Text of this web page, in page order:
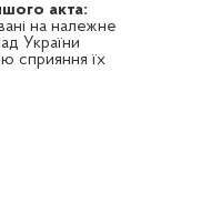
акта:
на належне
України
сприяння їх